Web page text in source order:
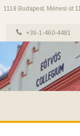
1118 Budapest, Ménesi út
+36-1-460-4481